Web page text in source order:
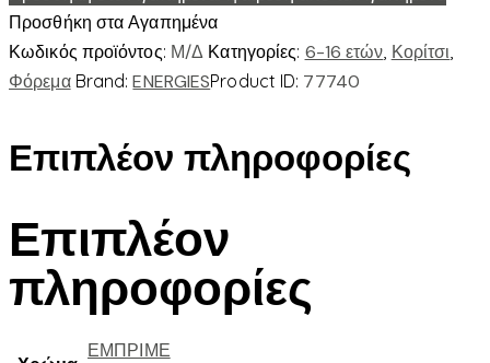
Προσθήκη στα Αγαπημένα
Κωδικός προϊόντος: Μ/Δ Κατηγορίες: 6-16 ετών, Κορίτσι,
Φόρεμα Brand:ENERGIESProduct ID: 77740
Επιπλέον πληροφορίες
Επιπλέον
πληροφορίες
ΕΜΠΡΙΜΕ